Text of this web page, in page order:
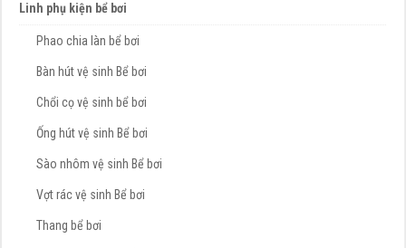
Linh phụ kiện bể bơi
Phao chia làn bể bơi
Bàn hút vệ sinh Bể bơi
Chổi cọ vệ sinh bể bơi
Ống hút vệ sinh Bể bơi
Sào nhôm vệ sinh Bể bơi
Vợt rác vệ sinh Bể bơi
Thang bể bơi